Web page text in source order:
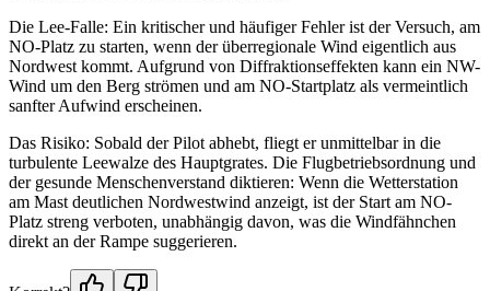
Die Lee-Falle: Ein kritischer und häufiger Fehler ist der Versuch, am
NO-Platz zu starten, wenn der überregionale Wind eigentlich aus
Nordwest kommt. Aufgrund von Diffraktionseffekten kann ein NW-
Wind um den Berg strömen und am NO-Startplatz als vermeintlich
sanfter Aufwind erscheinen.
Das Risiko: Sobald der Pilot abhebt, fliegt er unmittelbar in die
turbulente Leewalze des Hauptgrates. Die Flugbetriebsordnung und
der gesunde Menschenverstand diktieren: Wenn die Wetterstation
am Mast deutlichen Nordwestwind anzeigt, ist der Start am NO-
Platz streng verboten, unabhängig davon, was die Windfähnchen
direkt an der Rampe suggerieren.